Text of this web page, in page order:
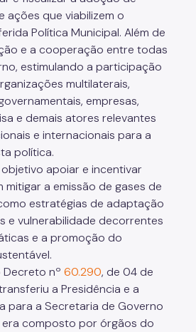
ações que viabilizem o
Política Municipal. Além de
e a cooperação entre todas
estimulando a participação
multilaterais,
empresas,
e demais atores relevantes
e internacionais para a
política.
apoiar e incentivar
mitigar a emissão de gases de
estratégias de adaptação
e vulnerabilidade decorrentes
e a promoção do
nº 60.290, de 04 de
a Presidência e a
para a Secretaria de Governo
era composto por órgãos do